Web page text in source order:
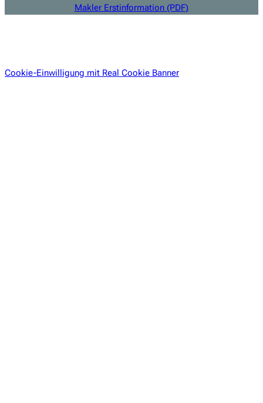
Makler Erstinformation (PDF)
Cookie-Einwilligung mit Real Cookie Banner